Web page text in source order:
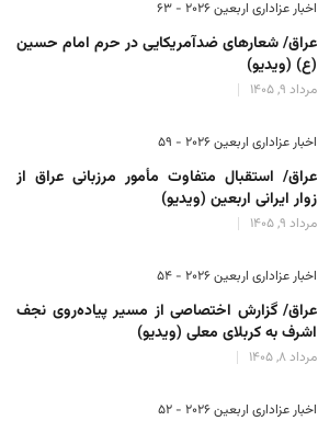
اخبار عزاداری اربعین ۲۰۲۶ - 63
عراق/ شعارهای ضدآمریکایی در حرم امام حسین
(ع) (ویدیو)
مرداد 9, 1405
اخبار عزاداری اربعین ۲۰۲۶ - 59
عراق/ استقبال متفاوت مأمور مرزبانی عراق از
زوار ایرانی اربعین (ویدیو)
مرداد 9, 1405
اخبار عزاداری اربعین ۲۰۲۶ - 54
عراق/ گزارش اختصاصی از مسیر پیاده‌روی نجف
اشرف به کربلای معلی (ویدیو)
مرداد 8, 1405
اخبار عزاداری اربعین ۲۰۲۶ - 52